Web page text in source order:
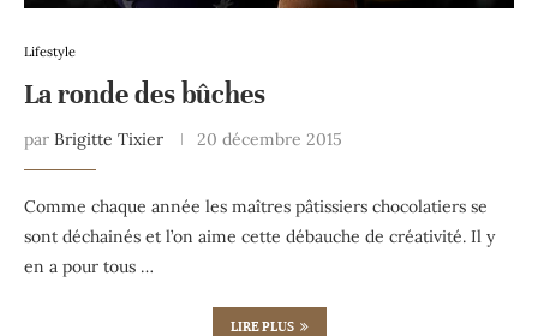
Lifestyle
La ronde des bûches
par Brigitte Tixier 20 décembre 2015
Comme chaque année les maîtres pâtissiers chocolatiers se
sont déchainés et l’on aime cette débauche de créativité. Il y
en a pour tous …
LIRE PLUS